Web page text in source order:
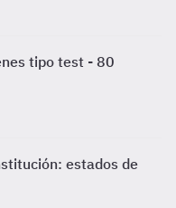
tipo test - 80
estados de